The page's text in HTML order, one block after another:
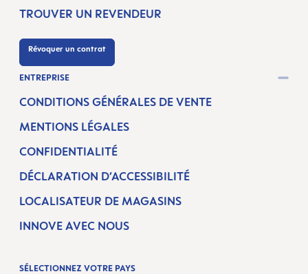
TROUVER UN REVENDEUR
Révoquer un contrat
ENTREPRISE
CONDITIONS GÉNÉRALES DE VENTE
MENTIONS LÉGALES
CONFIDENTIALITÉ
DÉCLARATION D’ACCESSIBILITÉ
LOCALISATEUR DE MAGASINS
INNOVE AVEC NOUS
SÉLECTIONNEZ VOTRE PAYS